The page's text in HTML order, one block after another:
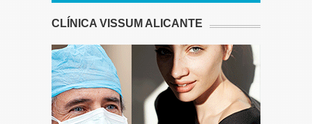
CLÍNICA VISSUM ALICANTE